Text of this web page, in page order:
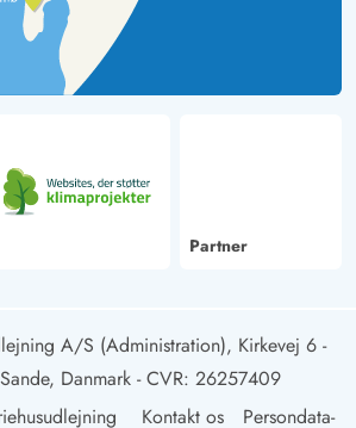
Partner
A/S (Administration), Kirkevej 6 -
Danmark - CVR: 26257409
Kontakt os Persondata-